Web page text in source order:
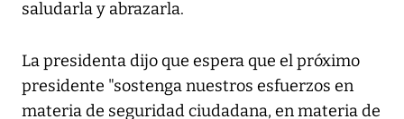
saludarla y abrazarla.
La presidenta dijo que espera que el próximo
presidente "sostenga nuestros esfuerzos en
materia de seguridad ciudadana, en materia de